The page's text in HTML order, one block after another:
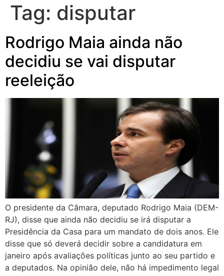
Tag: disputar
Rodrigo Maia ainda não
decidiu se vai disputar
reeleição
O presidente da Câmara, deputado Rodrigo Maia (DEM-
RJ), disse que ainda não decidiu se irá disputar a
Presidência da Casa para um mandato de dois anos. Ele
disse que só deverá decidir sobre a candidatura em
janeiro após avaliações políticas junto ao seu partido e
a deputados. Na opinião dele, não há impedimento legal